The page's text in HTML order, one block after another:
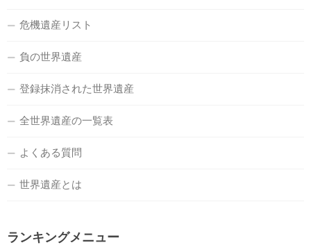
危機遺産リスト
負の世界遺産
登録抹消された世界遺産
全世界遺産の一覧表
よくある質問
世界遺産とは
ランキングメニュー